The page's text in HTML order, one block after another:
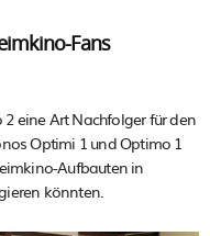
Fans
eine Art Nachfolger für den
Optimi 1 und Optimo 1
Aufbauten in
könnten.